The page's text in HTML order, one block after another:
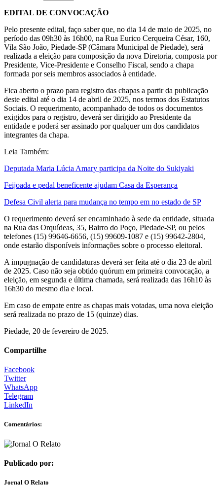
EDITAL DE CONVOCAÇÃO
Pelo presente edital, faço saber que, no dia 14 de maio de 2025, no
período das 09h30 às 16h00, na Rua Eurico Cerqueira César, 160,
Vila São João, Piedade-SP (Câmara Municipal de Piedade), será
realizada a eleição para composição da nova Diretoria, composta por
Presidente, Vice-Presidente e Conselho Fiscal, sendo a chapa
formada por seis membros associados à entidade.
Fica aberto o prazo para registro das chapas a partir da publicação
deste edital até o dia 14 de abril de 2025, nos termos dos Estatutos
Sociais. O requerimento, acompanhado de todos os documentos
exigidos para o registro, deverá ser dirigido ao Presidente da
entidade e poderá ser assinado por qualquer um dos candidatos
integrantes da chapa.
Leia Também:
Deputada Maria Lúcia Amary participa da Noite do Sukiyaki
Feijoada e pedal beneficente ajudam Casa da Esperança
Defesa Civil alerta para mudança no tempo em no estado de SP
O requerimento deverá ser encaminhado à sede da entidade, situada
na Rua das Orquídeas, 35, Bairro do Poço, Piedade-SP, ou pelos
telefones (15) 99646-6656, (15) 99609-1087 e (15) 99642-2804,
onde estarão disponíveis informações sobre o processo eleitoral.
A impugnação de candidaturas deverá ser feita até o dia 23 de abril
de 2025. Caso não seja obtido quórum em primeira convocação, a
eleição, em segunda e última chamada, será realizada das 16h10 às
16h30 do mesmo dia e local.
Em caso de empate entre as chapas mais votadas, uma nova eleição
será realizada no prazo de 15 (quinze) dias.
Piedade, 20 de fevereiro de 2025.
Compartilhe
Facebook
Twitter
WhatsApp
Telegram
LinkedIn
Comentários:
Publicado por:
Jornal O Relato